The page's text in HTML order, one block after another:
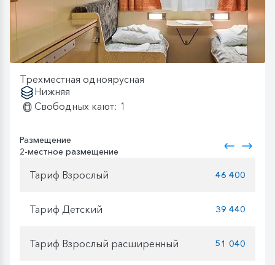
Трехместная одноярусная
Нижняя
Свободных кают: 1
Размещение
2-местное размещение
Тариф Взрослый 46 400
Тариф Детский 39 440
Тариф Взрослый расширенный 51 040